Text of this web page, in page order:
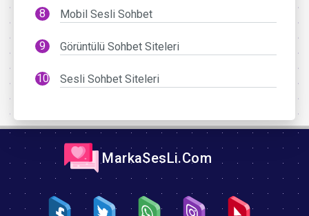
Mobil Sesli Sohbet
Görüntülü Sohbet Siteleri
Sesli Sohbet Siteleri
MarkaSesLi.Com